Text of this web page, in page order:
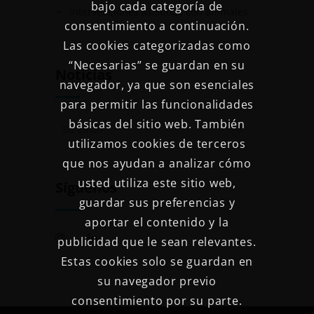
Intervenciones asistidas con animales
Noticias
Síguenos
bajo cada categoría de
consentimiento a continuación.
Las cookies categorizadas como
“Necesarias” se guardan en su
navegador, ya que son esenciales
para permitir las funcionalidades
básicas del sitio web. También
utilizamos cookies de terceros
que nos ayudan a analizar cómo
usted utiliza este sitio web,
guardar sus preferencias y
aportar el contenido y la
publicidad que le sean relevantes.
Estas cookies solo se guardan en
su navegador previo
consentimiento por su parte.